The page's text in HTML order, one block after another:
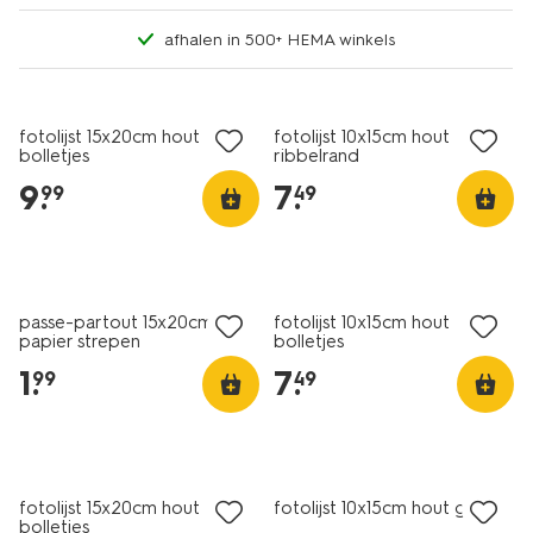
afhalen in 500+ HEMA winkels
fotolijst 15x20cm hout
bolletjes
9.
99
fotolijst 10x15cm hout
ribbelrand
7.
49
passe-partout 15x20cm
papier strepen
1.
99
fotolijst 10x15cm hout
bolletjes
7.
49
fotolijst 15x20cm hout
bolletjes
fotolijst 10x15cm hout golf